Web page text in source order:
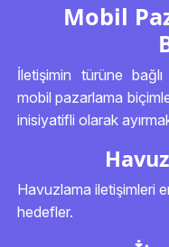
Mobil
İletişimin türüne
mobil pazarlama
inisiyatifli olarak
Havuzlama iletişimleri
hedefler.